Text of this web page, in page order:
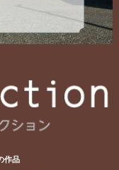
作品